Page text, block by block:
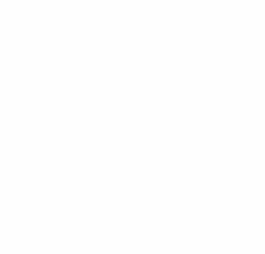
il chutney sulle bruschette al cacao
e delicate, assaggiate la confettura
delicato e armonioso.
di tempo per voi e date il giusto peso
raccogliete un mazzetto di